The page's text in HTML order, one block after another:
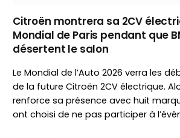
Citroën montrera sa 2CV
Mondial de Paris pendant que
désertent le salon
Le Mondial de l’Auto 2026 verra les
de la future Citroën 2CV électrique.
renforce sa présence avec huit
ont choisi de ne pas participer à